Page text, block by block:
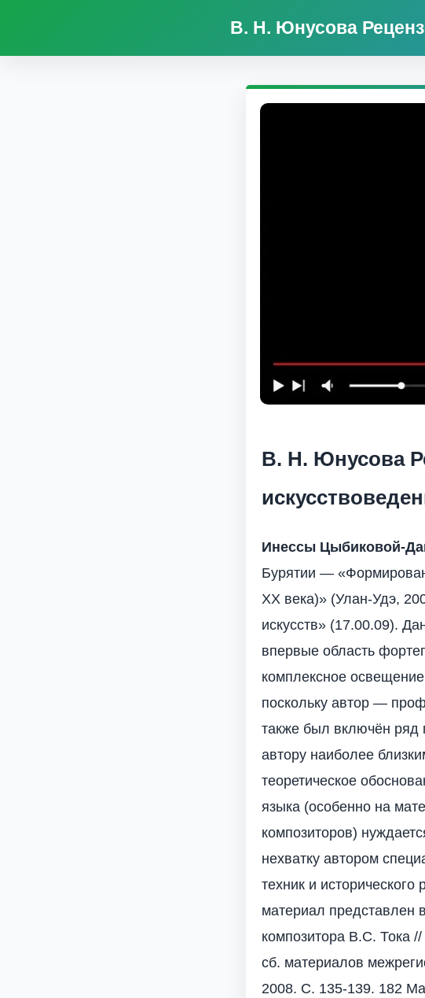
В. Н. Юнусова
В. Н. Юнусова
Инессы Цыбиковой-
Бурятии —
XX века)» (Улан-Удэ,
искусств» (17.00.09).
впервые область
комплексное
поскольку автор —
также был включён ряд
автору наиболее
теоретическое
языка (особенно на
композиторов)
нехватку автором
техник и
материал представлен
композитора B.C. Тока
сб. материалов
2008. С. 135-139. 182